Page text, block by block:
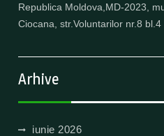
Republica Moldova,MD-2023,
Ciocana, str.Voluntarilor nr.8 bl.4
Arhive
iunie 2026